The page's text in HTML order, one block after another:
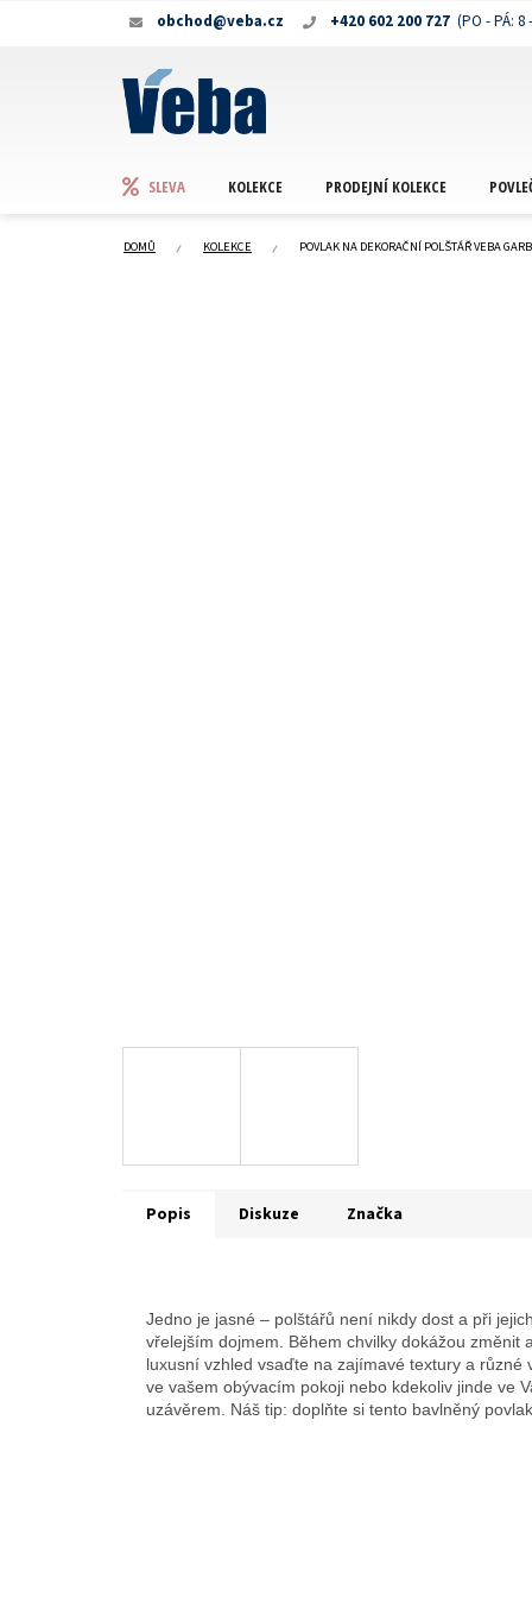
+420 602 200 727
obchod@veba.cz
SLEVA KOLEKCE PRODEJNÍ KOLEKCE
DOMŮ KOLEKCE POVLAK NA DEKORAČNÍ POLŠTÁŘ VEBA
Popis Diskuze Značka
Jedno je jasné – polštářů není nikdy dost a při
vřelejším dojmem. Během chvilky dokážou
luxusní vzhled vsaďte na zajímavé textury a
ve vašem obývacím pokoji nebo kdekoliv jinde ve
uzávěrem. Náš tip: doplňte si tento bavlněný